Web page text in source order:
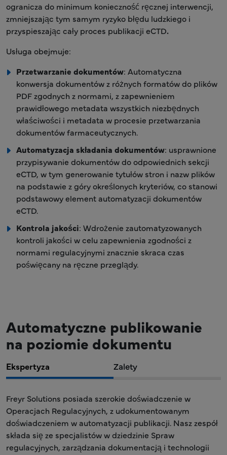
ogranicza do minimum konieczność ręcznej interwencji,
zmniejszając tym samym ryzyko błędu ludzkiego i
przyspieszając cały proces publikacji eCTD.
Usługa obejmuje:
Przetwarzanie dokumentów: Automatyczna
konwersja dokumentów z różnych formatów do plików
PDF zgodnych z normami, z zapewnieniem
prawidłowego metadata wszystkich niezbędnych
właściwości i metadata w procesie przetwarzania
dokumentów farmaceutycznych.
Automatyzacja składania dokumentów: usprawnione
przypisywanie dokumentów do odpowiednich sekcji
eCTD, w tym generowanie tytułów stron i nazw plików
na podstawie z góry określonych kryteriów, co stanowi
podstawowy element automatyzacji dokumentów
eCTD.
Kontrola jakości: Wdrożenie zautomatyzowanych
kontroli jakości w celu zapewnienia zgodności z
normami regulacyjnymi znacznie skraca czas
poświęcany na ręczne przeglądy.
Automatyczne publikowanie
na poziomie dokumentu
Ekspertyza Zalety
Freyr Solutions posiada szerokie doświadczenie w
Operacjach Regulacyjnych, z udokumentowanym
doświadczeniem w automatyzacji publikacji. Nasz zespół
składa się ze specjalistów w dziedzinie Spraw
regulacyjnych, zarządzania dokumentacją i technologii